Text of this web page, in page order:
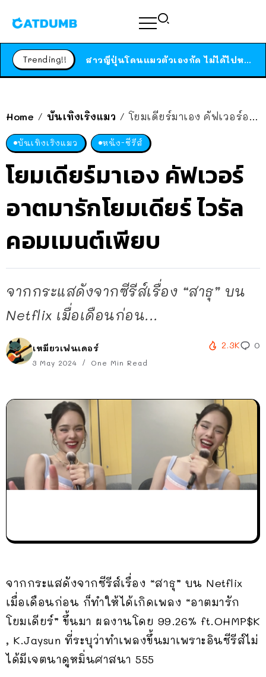
Trending!!
สาวญี่ปุ่นโดนแมวตัวเองกัด ไม่ได้ไปหาหมอตั้งแต่เนิ่นๆ สุดท้ายขาบวม กลายเป็นโรคเนื้อเน่า เตือนทาสแมวทั้งหลายให้ระวัง
ได้เวลาเด็กหนวดรวมตัว RF Online Next เปิดให้เล่นแล้ว เกม Sci-Fi MMORPG ระดับตำนาน เล่นได้ทั้งมือถือและ PC
สาวญี่ปุ่นโดนแมวตัวเองกัด ไม่ได้ไปหาหมอตั้งแต่เนิ่นๆ สุดท้ายขาบวม กลายเป็นโรคเนื้อเน่า เตือนทาสแมวทั้งหลายให้ระวัง
Home / บันเทิงเริงแมว / โยมเดียร์มาเอง คัฟเวอร์อาตมารักโยมเดียร์ ไวรัลคอมเมนต์เพียบ
บันเทิงเริงแมว หนัง-ซีรีส์
โยมเดียร์มาเอง คัฟเวอร์
อาตมารักโยมเดียร์ ไวรัล
คอมเมนต์เพียบ
จากกระแสดังจากซีรีส์เรื่อง “สาธุ” บน
Netflix เมื่อเดือนก่อน...
เหมียวเฟนเดอร์
3 May 2024 One Min Read
2.3K 0
จากกระแสดังจากซีรีส์เรื่อง “สาธุ” บน Netflix
เมื่อเดือนก่อน ก็ทำให้ได้เกิดเพลง “อาตมารัก
โยมเดียร์” ขึ้นมา ผลงานโดย 99.26% ft.OHMP$K
, K.Jaysun ที่ระบุว่าทำเพลงขึ้นมาเพราะอินซีรีส์ไม่
ได้มีเจตนาดูหมิ่นศาสนา 555